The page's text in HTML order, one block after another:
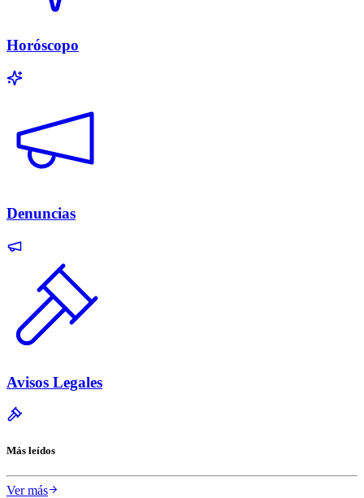
Horóscopo
Denuncias
Avisos Legales
Más leídos
Ver más